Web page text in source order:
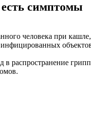
есть симптомы
человека при
инфицированных
распространение